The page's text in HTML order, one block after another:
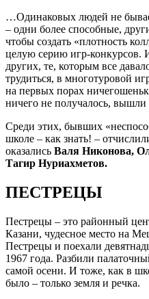
…Одинаковых людей не
– одни более способные,
чтобы создать «плотность
целую серию игр-конкурсов.
других, те, которым все
трудиться, в многотуровой
на первых порах
ничего не получалось,
Среди этих, бывших
школе – как знать! –
оказались Валя Никонова,
Тагир Нуриахметов.
ПЕСТРЕЦЫ
Пестрецы – это районный
Казани, чудесное место на
Пестрецы и поехали
1967 года. Разбили
самой осени. И тоже, как в
было – только земля и речка.